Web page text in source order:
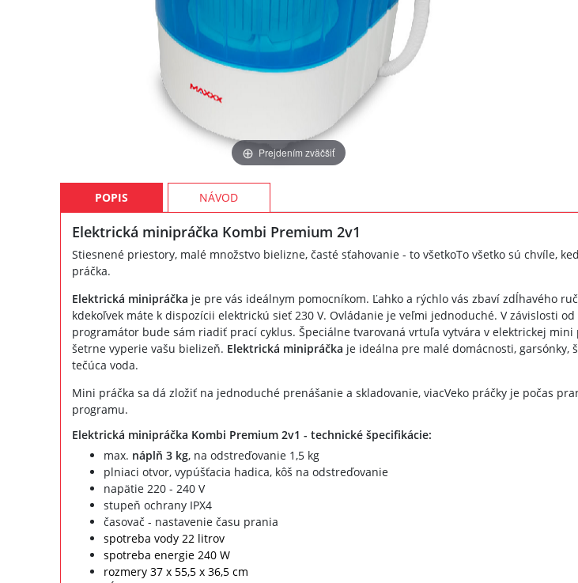
Prejdením zväčšiť
POPIS NÁVOD
Elektrická minipráčka Kombi Premium 2v1
Stiesnené priestory, malé množstvo bielizne, časté sťahovanie - to všetkoTo všetko sú chvíle,
práčka.
Elektrická minipráčka je pre vás ideálnym pomocníkom. Ľahko a rýchlo vás zbaví zdĺhavého
kdekoľvek máte k dispozícii elektrickú sieť 230 V. Ovládanie je veľmi jednoduché. V závislosti
programátor bude sám riadiť prací cyklus. Špeciálne tvarovaná vrtuľa vytvára v elektrickej
šetrne vyperie vašu bielizeň. Elektrická minipráčka je ideálna pre malé domácnosti, garsónky,
tečúca voda.
Mini práčka sa dá zložiť na jednoduché prenášanie a skladovanie, viacVeko práčky je počas
programu.
Elektrická minipráčka Kombi Premium 2v1 - technické špecifikácie:
max. náplň 3 kg, na odstreďovanie 1,5 kg
plniaci otvor, vypúšťacia hadica, kôš na odstreďovanie
napätie 220 - 240 V
stupeň ochrany IPX4
časovač - nastavenie času prania
spotreba vody 22 litrov
spotreba energie 240 W
rozmery 37 x 55,5 x 36,5 cm